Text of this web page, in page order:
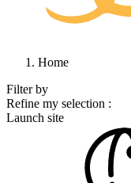
Home
Filter by
Refine my selection :
Launch site